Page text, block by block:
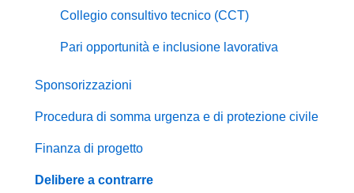
Collegio consultivo tecnico (CCT)
Pari opportunità e inclusione lavorativa
Sponsorizzazioni
Procedura di somma urgenza e di protezione civile
Finanza di progetto
Delibere a contrarre